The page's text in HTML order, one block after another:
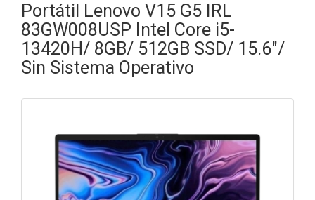
Portátil Lenovo V15 G5 IRL
83GW008USP Intel Core i5-
13420H/ 8GB/ 512GB SSD/ 15.6"/
Sin Sistema Operativo